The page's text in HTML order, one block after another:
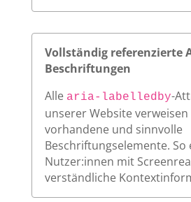
Vollständig referenzierte
Beschriftungen
Alle aria-labelledby-
unserer Website verweisen
vorhandene und sinnvolle
Beschriftungselemente. So
Nutzer:innen mit
verständliche